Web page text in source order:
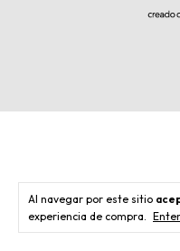
Al navegar por este sitio
experiencia de compra.